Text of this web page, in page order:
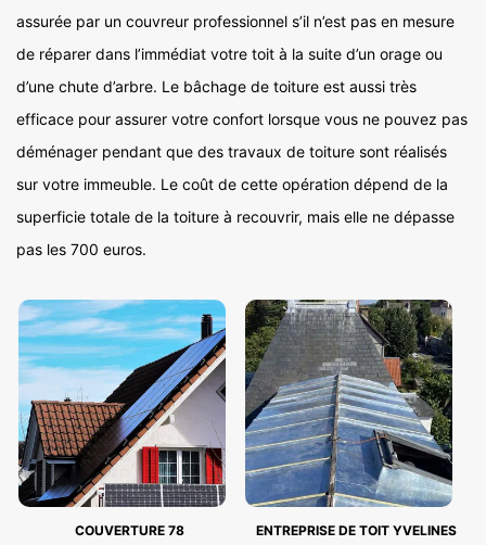
assurée par un couvreur professionnel s’il n’est pas en mesure
de réparer dans l’immédiat votre toit à la suite d’un orage ou
d’une chute d’arbre. Le bâchage de toiture est aussi très
efficace pour assurer votre confort lorsque vous ne pouvez pas
déménager pendant que des travaux de toiture sont réalisés
sur votre immeuble. Le coût de cette opération dépend de la
superficie totale de la toiture à recouvrir, mais elle ne dépasse
pas les 700 euros.
COUVERTURE 78 ENTREPRISE DE TOIT YVELINES